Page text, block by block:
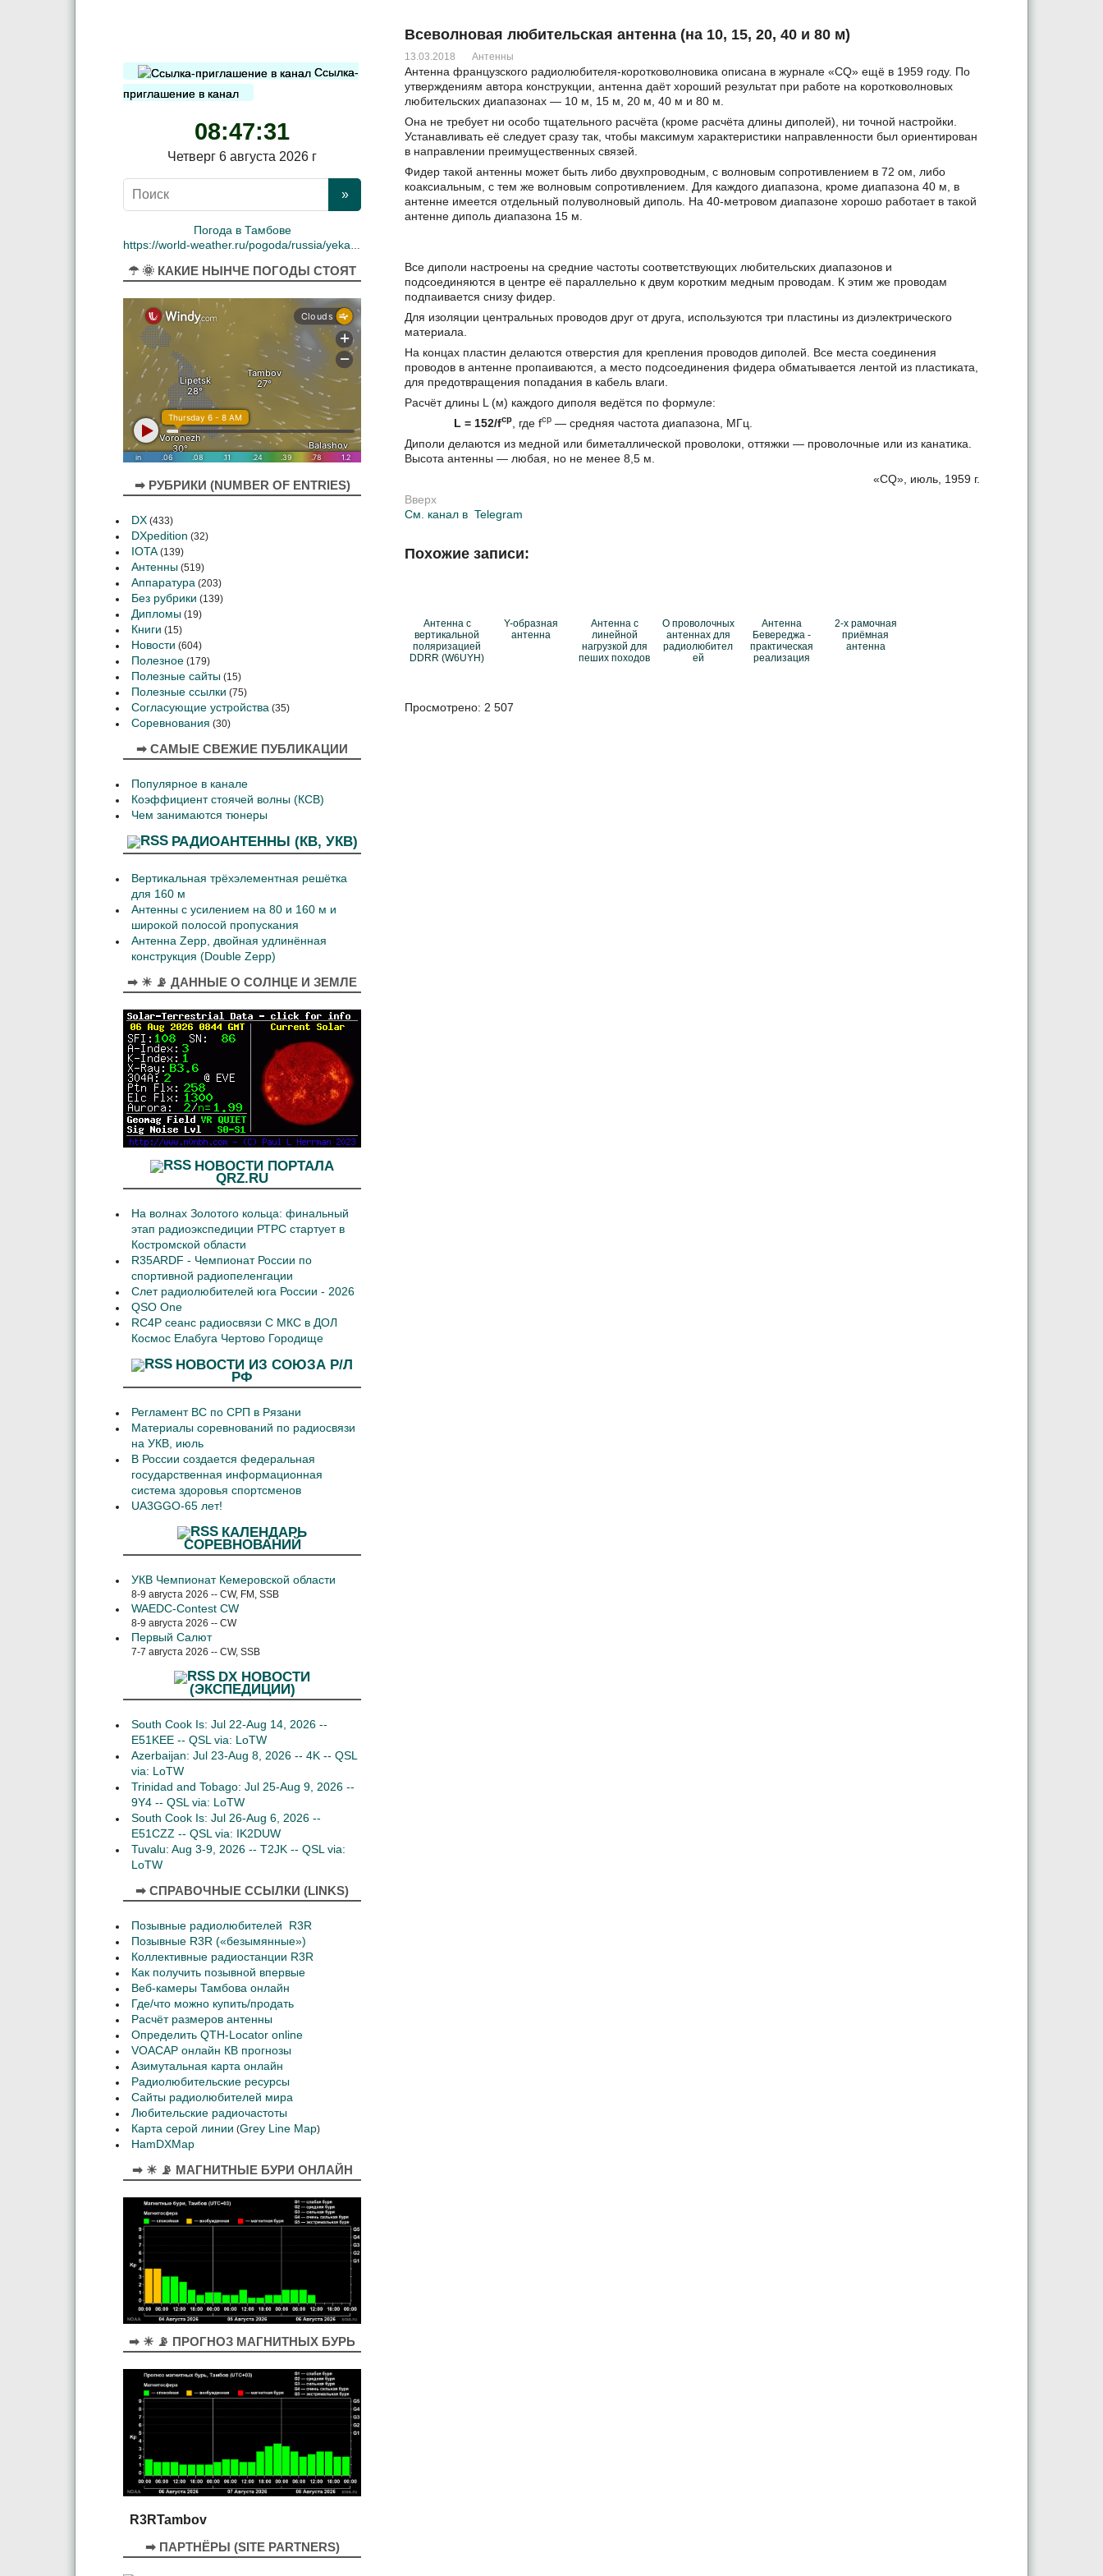
Всеволновая любительская антенна (на 10, 15, 20, 40 и 80 м)
13.03.2018 Антенны
Антенна французского радиолюбителя-коротковолновика описана в журнале «CQ» ещё в 1959 году. По
утверждениям автора конструкции, антенна даёт хороший результат при работе на коротковолновых
любительских диапазонах — 10 м, 15 м, 20 м, 40 м и 80 м.
Она не требует ни особо тщательного расчёта (кроме расчёта длины диполей), ни точной настройки.
Устанавливать её следует сразу так, чтобы максимум характеристики направленности был ориентирован
в направлении преимущественных связей.
Фидер такой антенны может быть либо двухпроводным, с волновым сопротивлением в 72 ом, либо
коаксиальным, с тем же волновым сопротивлением. Для каждого диапазона, кроме диапазона 40 м, в
антенне имеется отдельный полуволновый диполь. На 40-метровом диапазоне хорошо работает в такой
антенне диполь диапазона 15 м.
Все диполи настроены на средние частоты соответствующих любительских диапазонов и
подсоединяются в центре её параллельно к двум коротким медным проводам. К этим же проводам
подпаивается снизу фидер.
Для изоляции центральных проводов друг от друга, используются три пластины из диэлектрического
материала.
На концах пластин делаются отверстия для крепления проводов диполей. Все места соединения
проводов в антенне пропаиваются, а место подсоединения фидера обматывается лентой из пластиката,
для предотвращения попадания в кабель влаги.
Расчёт длины L (м) каждого диполя ведётся по формуле:
L = 152/fcp , где fср — средняя частота диапазона, МГц.
Диполи делаются из медной или биметаллической проволоки, оттяжки — проволочные или из канатика.
Высота антенны — любая, но не менее 8,5 м.
«CQ», июль, 1959 г.
Вверх
См. канал в Telegram
Похожие записи:
Антенна с
вертикальной
поляризацией
DDRR (W6UYH)
Y-образная
антенна
Антенна с
линейной
нагрузкой для
пеших походов
О проволочных
антеннах для
радиолюбител
ей
Антенна
Бевереджа -
практическая
реализация
2-х рамочная
приёмная
антенна
Просмотрено:2 507
Ссылка-
приглашение в канал
08:47:32
Четверг 6 августа 2026 г
Погода в Тамбове
https://world-weather.ru/pogoda/russia/yekaterinburg/
☂ 🌞 КАКИЕ НЫНЧЕ ПОГОДЫ СТОЯТ
➡ РУБРИКИ (NUMBER OF ENTRIES)
DX (433)
DXpedition (32)
IOTA (139)
Антенны (519)
Аппаратура (203)
Без рубрики (139)
Дипломы (19)
Книги (15)
Новости (604)
Полезное (179)
Полезные сайты (15)
Полезные ссылки (75)
Согласующие устройства (35)
Соревнования (30)
➡ САМЫЕ СВЕЖИЕ ПУБЛИКАЦИИ
Популярное в канале
Коэффициент стоячей волны (КСВ)
Чем занимаются тюнеры
РАДИОАНТЕННЫ (КВ, УКВ)
Вертикальная трёхэлементная решётка
для 160 м
Антенны с усилением на 80 и 160 м и
широкой полосой пропускания
Антенна Zepp, двойная удлинённая
конструкция (Double Zepp)
➡ ☀ 📡 ДАННЫЕ О СОЛНЦЕ И ЗЕМЛЕ
НОВОСТИ ПОРТАЛА
QRZ.RU
На волнах Золотого кольца: финальный
этап радиоэкспедиции РТРС стартует в
Костромской области
R35ARDF - Чемпионат России по
спортивной радиопеленгации
Слет радиолюбителей юга России - 2026
QSO One
RC4P сеанс радиосвязи С МКС в ДОЛ
Космос Елабуга Чертово Городище
НОВОСТИ ИЗ СОЮЗА Р/Л
РФ
Регламент ВС по СРП в Рязани
Материалы соревнований по радиосвязи
на УКВ, июль
В России создается федеральная
государственная информационная
система здоровья спортсменов
UA3GGO-65 лет!
КАЛЕНДАРЬ
СОРЕВНОВАНИЙ
УКВ Чемпионат Кемеровской области
8-9 августа 2026 -- CW, FM, SSB
WAEDC-Contest CW
8-9 августа 2026 -- CW
Первый Салют
7-7 августа 2026 -- CW, SSB
DX НОВОСТИ
(ЭКСПЕДИЦИИ)
South Cook Is: Jul 22-Aug 14, 2026 --
E51KEE -- QSL via: LoTW
Azerbaijan: Jul 23-Aug 8, 2026 -- 4K -- QSL
via: LoTW
Trinidad and Tobago: Jul 25-Aug 9, 2026 --
9Y4 -- QSL via: LoTW
South Cook Is: Jul 26-Aug 6, 2026 --
E51CZZ -- QSL via: IK2DUW
Tuvalu: Aug 3-9, 2026 -- T2JK -- QSL via:
LoTW
➡ СПРАВОЧНЫЕ ССЫЛКИ (LINKS)
Позывные радиолюбителей R3R
Позывные R3R («безымянные»)
Коллективные радиостанции R3R
Как получить позывной впервые
Веб-камеры Тамбова онлайн
Где/что можно купить/продать
Расчёт размеров антенны
Определить QTH-Locator online
VOACAP онлайн КВ прогнозы
Азимутальная карта онлайн
Радиолюбительские ресурсы
Сайты радиолюбителей мира
Любительские радиочастоты
Карта серой линии (Grey Line Map)
HamDXMap
➡ ☀ 📡 МАГНИТНЫЕ БУРИ ОНЛАЙН
➡ ☀ 📡 ПРОГНОЗ МАГНИТНЫХ БУРЬ
R3RTambov
➡ ПАРТНЁРЫ (SITE PARTNERS)